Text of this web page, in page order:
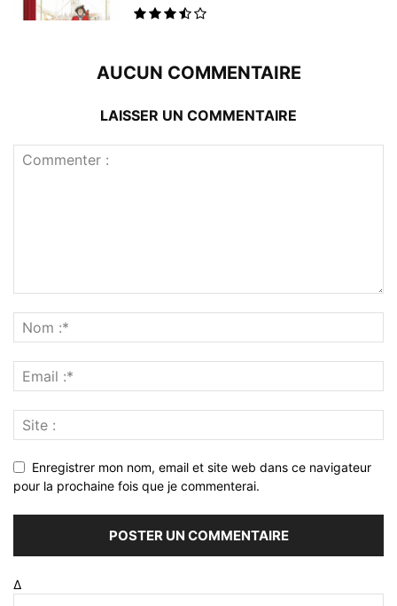
AUCUN COMMENTAIRE
LAISSER UN COMMENTAIRE
Enregistrer mon nom, email et site web dans ce navigateur
pour la prochaine fois que je commenterai.
Δ